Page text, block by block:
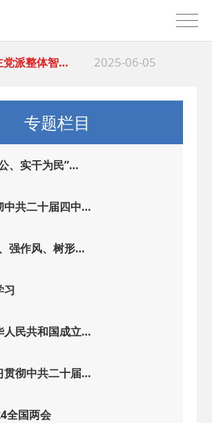
党派整体智…
省委会民主… 2025-04-10
民主建国会… 2025-02-24
民主建国会… 2024-08-28
专题栏目
、实干为民”…
中共二十届四中…
强作风、树形…
习
人民共和国成立…
贯彻中共二十届…
全国两会